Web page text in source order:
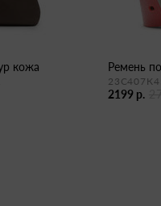
кожа ремень
2199 р.